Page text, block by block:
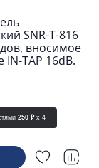
SNR-T-816
вносимое
IN-TAP 16dB.
250 ₽ x 4